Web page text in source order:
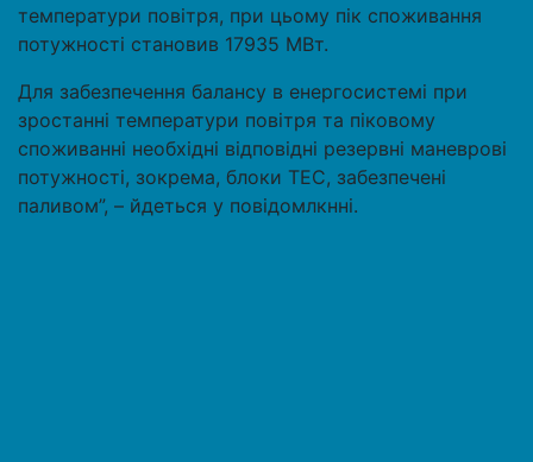
температури повітря, при цьому пік споживання
потужності становив 17935 МВт.
Для забезпечення балансу в енергосистемі при
зростанні температури повітря та піковому
споживанні необхідні відповідні резервні маневрові
потужності, зокрема, блоки ТЕС, забезпечені
паливом”, – йдеться у повідомлкнні.